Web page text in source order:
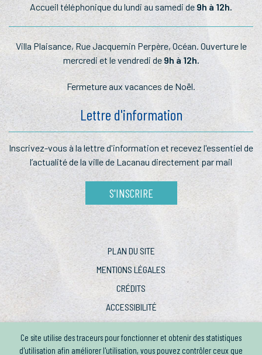
Ce site utilise des traceurs pour fonctionner et obtenir des statistiques
d'utilisation afin améliorer l'utilisation, vous pouvez contrôler ceux que
Accueil téléphonique du lundi au samedi de9h à 12h.
Villa Plaisance, Rue Jacquemin Perpère, Océan. Ouverture le
mercredi et le vendredi de 9h à 12h.
Fermeture aux vacances de Noël.
Lettre d'information
Inscrivez-vous à la lettred'information et recevez l'essentiel de
l’actualité de la ville de Lacanau directement par mail
S'INSCRIRE
PLAN DU SITE
MENTIONS LÉGALES
CRÉDITS
ACCESSIBILITÉ